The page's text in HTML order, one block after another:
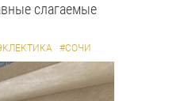
слагаемые
#СОЧИ